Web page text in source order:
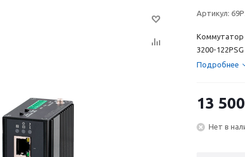
Артикул:
Коммутатор
3200-
Подробнее
13
Нет в